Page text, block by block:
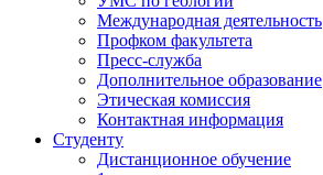
Международная деятельность
Профком факультета
Пресс-служба
Дополнительное образование
Этическая комиссия
Контактная информация
Студенту
Дистанционное обучение